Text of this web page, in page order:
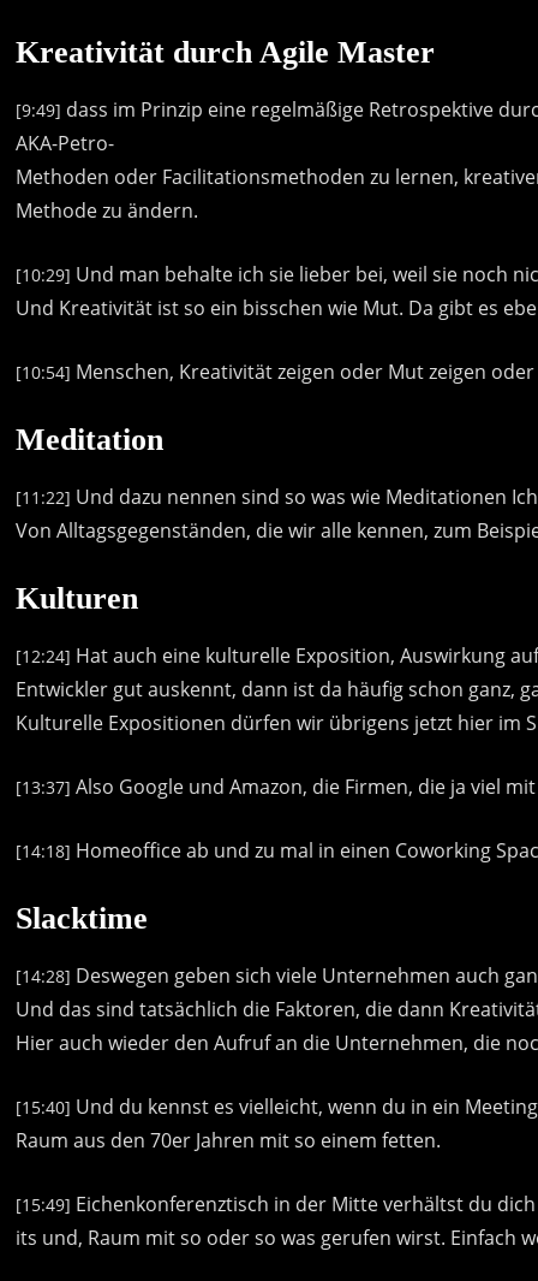
Kreativität durch Agile Master
[9:49] dass im Prinzip eine regelmäßige Retrospektive
AKA-Petro-
Methoden oder Facilitationsmethoden zu lernen,
Methode zu ändern.
[10:29] Und man behalte ich sie lieber bei, weil sie noch
Und Kreativität ist so ein bisschen wie Mut. Da gibt es
[10:54] Menschen, Kreativität zeigen oder Mut zeigen oder
Meditation
[11:22] Und dazu nennen sind so was wie Meditationen Ich
Von Alltagsgegenständen, die wir alle kennen, zum
Kulturen
[12:24] Hat auch eine kulturelle Exposition, Auswirkung
Entwickler gut auskennt, dann ist da häufig schon ganz,
Kulturelle Expositionen dürfen wir übrigens jetzt hier im
[13:37] Also Google und Amazon, die Firmen, die ja viel mit
[14:18] Homeoffice ab und zu mal in einen Coworking
Slacktime
[14:28] Deswegen geben sich viele Unternehmen auch
Und das sind tatsächlich die Faktoren, die dann
Hier auch wieder den Aufrufan die Unternehmen, die
[15:40] Und du kennst es vielleicht, wenn du in ein Meeting
Raum aus den 70er Jahren mit so einem fetten.
[15:49] Eichenkonferenztisch in der Mitte verhältst du dich
its und, Raum mit so oder so was gerufen wirst. Einfach